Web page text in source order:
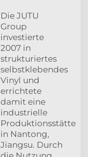
Die JUTU
Group
investierte
2007 in
strukturiertes
selbstklebendes
Vinyl und
errichtete
damit eine
industrielle
Produktionsstätte
in Nantong,
Jiangsu. Durch